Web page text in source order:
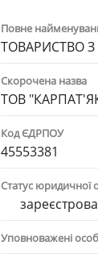
Повне
ТОВАРИСТВО
Скорочена назва
ТОВ
Код ЄДРПОУ
45553381
Статус юридичної
Уповноважені